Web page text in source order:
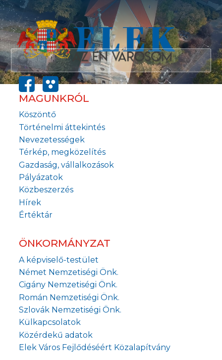
MAGUNKRÓL
Köszöntő
Történelmi áttekintés
Nevezetességek
Térkép, megközelítés
Gazdaság, vállalkozások
Pályázatok
Közbeszerzés
Hírek
Értéktár
ÖNKORMÁNYZAT
A képviselő-testület
Német Nemzetiségi Önk.
Cigány Nemzetiségi Önk.
Román Nemzetiségi Önk.
Szlovák Nemzetiségi Önk.
Külkapcsolatok
Közérdekű adatok
Elek Város Fejlődéséért Közalapítvány